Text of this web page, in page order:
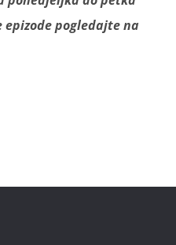
epizode pogledajte na